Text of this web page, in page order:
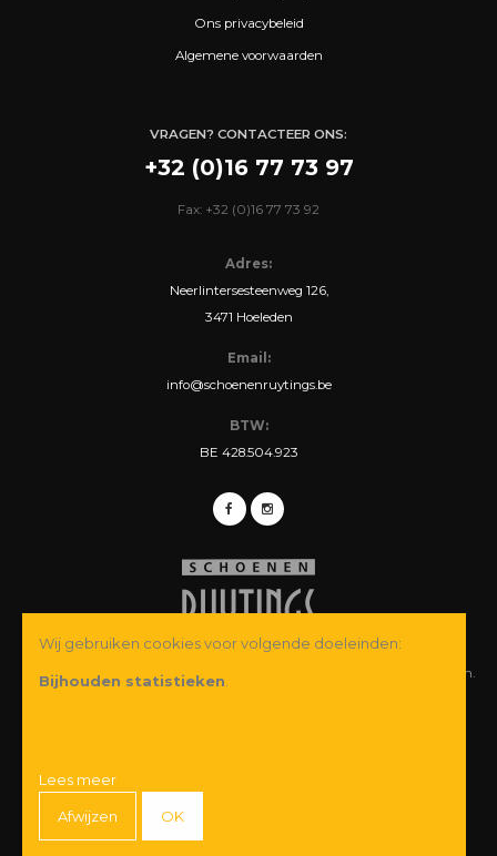
Ons privacybeleid
Algemene voorwaarden
VRAGEN? CONTACTEER ONS:
+32 (0)16 77 73 97
Fax: +32 (0)16 77 73 92
Adres:
Neerlintersesteenweg 126,
3471 Hoeleden
Email:
info@schoenenruytings.be
BTW:
BE 428.504.923
© Copyright 2026 Schoenen Ruytings BVBA. Alle rechten voorbehouden.
Wij gebruiken cookies voor volgende doeleinden:
Bijhouden statistieken
Lees meer
Afwijzen OK